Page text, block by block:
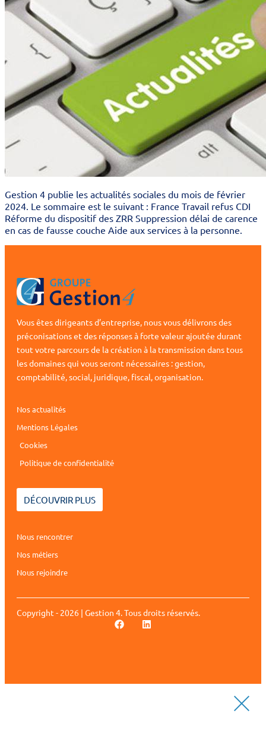
Gestion 4 publie les actualités sociales du mois de février
2024. Le sommaire est le suivant : France Travail refus CDI
Réforme du dispositif des ZRR Suppression délai de carence
en cas de fausse couche Aide aux services à la personne.
Vous êtes dirigeants d’entreprise, nous vous délivrons des
préconisations et des réponses à forte valeur ajoutée durant
tout votre parcours de la création à la transmission dans tous
les domaines qui vous seront nécessaires : gestion,
comptabilité, social, juridique, fiscal, organisation.
Nos actualités
Mentions Légales
Cookies
Politique de confidentialité
DÉCOUVRIR PLUS
Nous rencontrer
Nos métiers
Nous rejoindre
Copyright - 2026 | Gestion 4. Tous droits réservés.